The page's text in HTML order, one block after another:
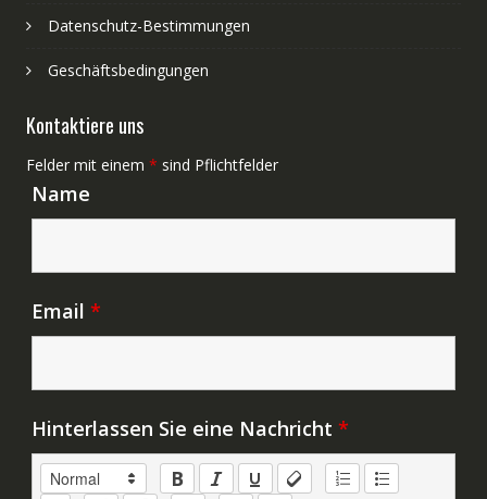
Datenschutz-Bestimmungen
Geschäftsbedingungen
Kontaktiere uns
Felder mit einem * sind Pflichtfelder
Name
Email *
Hinterlassen Sie eine Nachricht *